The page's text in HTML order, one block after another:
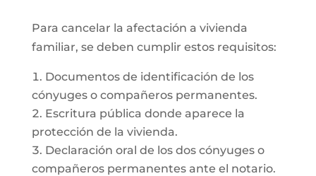
Para cancelar la afectación a vivienda
familiar, se deben cumplir estos requisitos:
Documentos de identificación de los
cónyuges o compañeros permanentes.
Escritura pública donde aparece la
protección de la vivienda.
Declaración oral de los dos cónyuges o
compañeros permanentes ante el notario.